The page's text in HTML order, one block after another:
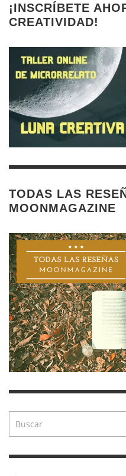
¡INSCRÍBETE
CREATIVIDAD!
TODAS LAS
MOONMAGAZINE